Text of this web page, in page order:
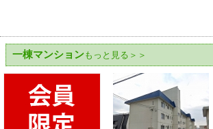
一棟マンションもっと見る＞＞